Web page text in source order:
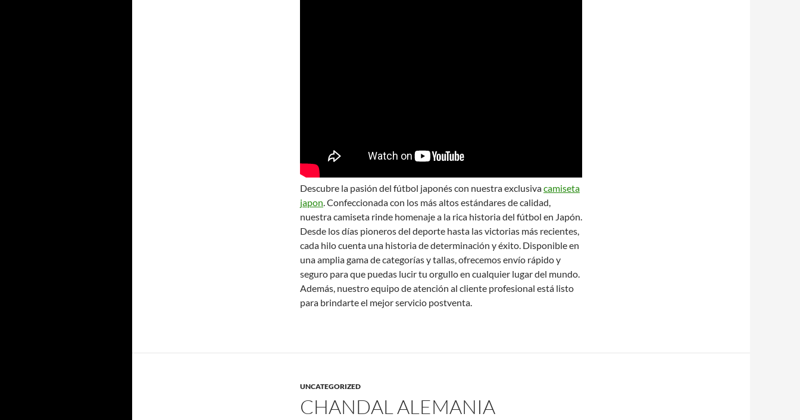
Descubre la pasión del fútbol japonés con nuestra exclusivacamiseta
japon. Confeccionada con los más altos estándares de calidad,
nuestra camiseta rinde homenaje a la rica historia del fútbol en Japón.
Desde los días pioneros del deporte hasta las victorias más recientes,
cada hilo cuenta una historia de determinación y éxito. Disponible en
una amplia gama de categorías y tallas, ofrecemos envío rápido y
seguro para que puedas lucir tu orgullo en cualquier lugar del mundo.
Además, nuestro equipo de atención al cliente profesional está listo
para brindarte el mejor servicio postventa.
UNCATEGORIZED
CHANDAL ALEMANIA